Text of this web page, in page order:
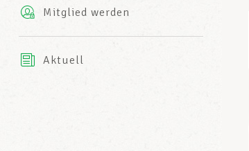
Mitglied werden
Aktuell